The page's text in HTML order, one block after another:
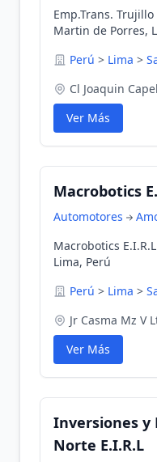
Emp.Trans. Trujillo
Martin de Porres,
Perú > Lima >
Cl Joaquin
Ver Más
Macrobotics
Automotores
Macrobotics
Lima, Perú
Perú > Lima >
Jr Casma Mz V
Ver Más
Inversiones y
Norte E.I.R.L